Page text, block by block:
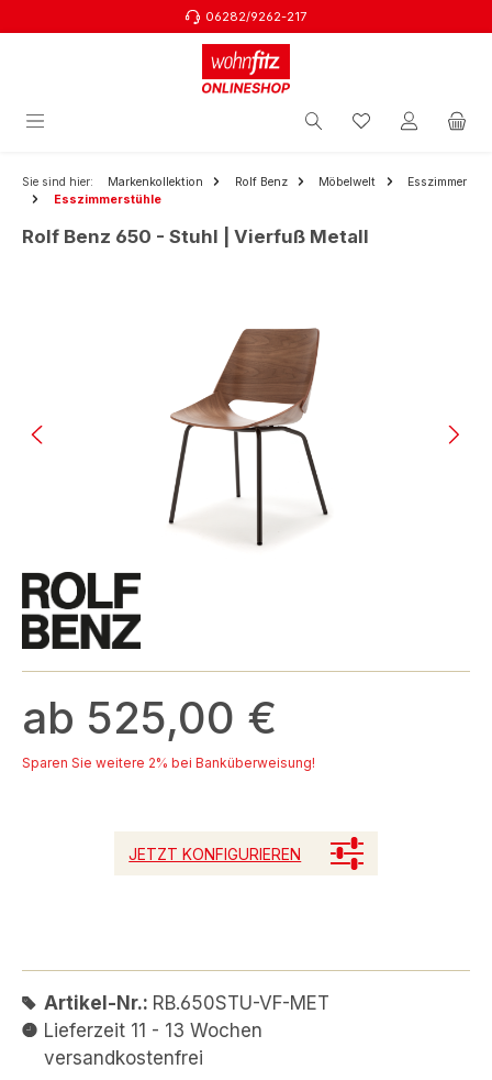
06282/9262-217
Sie sind hier: Markenkollektion Rolf Benz Möbelwelt
Esszimmer
Esszimmerstühle
Rolf Benz 650 - Stuhl | Vierfuß Metall
ab 525,00 €
Sparen Sie weitere 2% bei Banküberweisung!
JETZT KONFIGURIEREN
Artikel-Nr.: RB.650STU-VF-MET
Lieferzeit 11 - 13 Wochen
versandkostenfrei